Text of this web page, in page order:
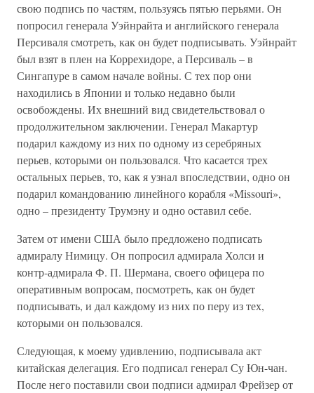
свою подпись по частям, пользуясь пятью перьями. Он
попросил генерала Уэйнрайта и английского генерала
Персиваля смотреть, как он будет подписывать. Уэйнрайт
был взят в плен на Коррехидоре, а Персиваль – в
Сингапуре в самом начале войны. С тех пор они
находились в Японии и только недавно были
освобождены. Их внешний вид свидетельствовал о
продолжительном заключении. Генерал Макартур
подарил каждому из них по одному из серебряных
перьев, которыми он пользовался. Что касается трех
остальных перьев, то, как я узнал впоследствии, одно он
подарил командованию линейного корабля «Missouri»,
одно – президенту Трумэну и одно оставил себе.
Затем от имени США было предложено подписать
адмиралу Нимицу. Он попросил адмирала Холси и
контр-адмирала Ф. П. Шермана, своего офицера по
оперативным вопросам, посмотреть, как он будет
подписывать, и дал каждому из них по перу из тех,
которыми он пользовался.
Следующая, к моему удивлению, подписывала акт
китайская делегация. Его подписал генерал Су Юн-чан.
После него поставили свои подписи адмирал Фрейзер от